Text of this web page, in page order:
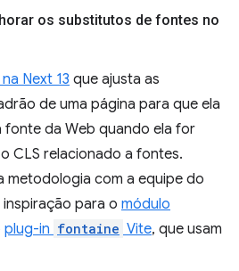
os substitutos de fontes no
Next 13 que ajusta as
de uma página para que ela
fonte da Web quando ela for
CLS relacionado a fontes.
metodologia com a equipe do
para o módulo
plug-in fontaine Vite, que usam